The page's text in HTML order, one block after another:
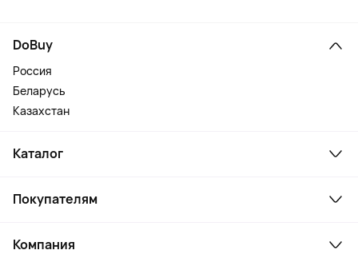
DoBuy
Россия
Беларусь
Казахстан
Каталог
Ноутбуки, мониторы, VR
Косметика и уход
Покупателям
Как заказать
Компания